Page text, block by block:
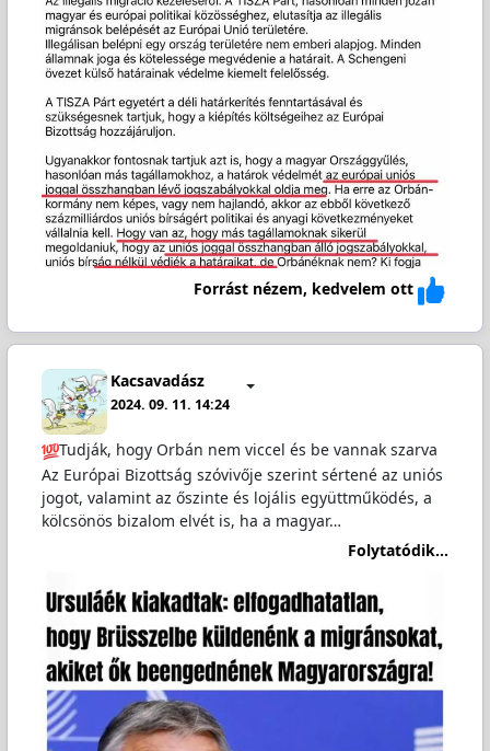
Forrást nézem, kedvelem ott
Kacsavadász
2024. 09. 11. 14:24
Tudják, hogy Orbán nem viccel és be vannak szarva
Az Európai Bizottság szóvivője szerint sértené az uniós
jogot, valamint az őszinte és lojális együttműködés, a
kölcsönös bizalom elvét is, ha a magyar…
Folytatódik...